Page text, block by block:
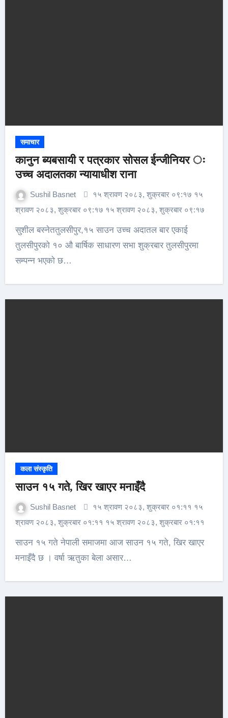
समाचार
कानुन ब्यबसायी र पत्रकार सोसल ईन्जीनियर ः
उच्च अदालतका न्यायाधीश राना
Sushil Basnet
१५ श्रावण २०८३, शुक्रबार ०९:१७ १५
श्रावण २०८३, शुक्रबार ०९:१७ १५ श्रावण २०८३, शुक्रबार ०९:१७
सुशील बस्नेततुलसीपुर,१५ साउन उच्च अदातल बार एकाई
तुलसीपुरको १० औ बार्षिक साधारण सभा शुक्रबार तुलसीपुरमा
सम्पन्न भएको छ…
कला संस्कृति
साउन १५ गते, खिर खाएर मनाइँदै
Sushil Basnet
१५ श्रावण २०८३, शुक्रबार ०१:११ १५
श्रावण २०८३, शुक्रबार ०१:११ १५ श्रावण २०८३, शुक्रबार ०१:११
साउन १५ गते नेपाली समाजमा आज साउन १५ गते, खिर खाएर
मनाइँदै छ । वर्षा ऋतुका बेला असार…